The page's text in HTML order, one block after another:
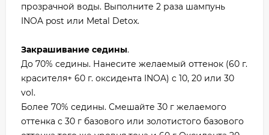
прозрачной воды. Выполните 2 раза шампунь
INOA post или Metal Detox.
Закрашивание седины.
До 70% седины. Нанесите желаемый оттенок (60 г.
красителя+ 60 г. оксидента INOA) c 10, 20 или 30
vol.
Более 70% седины. Смешайте 30 г желаемого
оттенка с 30 г базового или золотистого базового